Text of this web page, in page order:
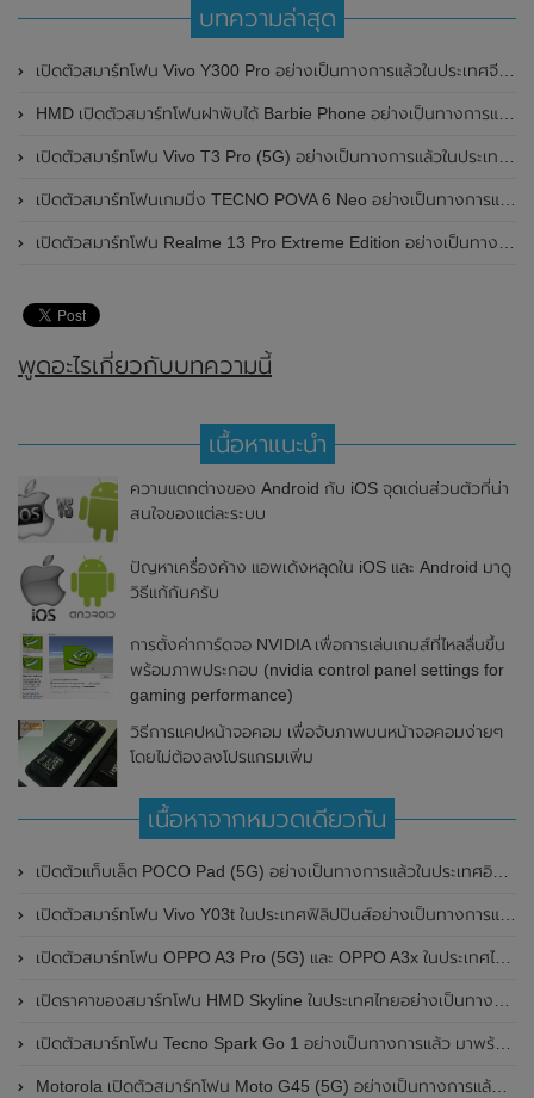
บทความล่าสุด
เปิดตัวสมาร์ทโฟน Vivo Y300 Pro อย่างเป็นทางการแล้วในประเทศจีน มาพร้อมดีไซน์พรีเมี่ยม ทนทาน และแบตเตอรี่สุดอึดขนาดใหญ่ 6,500mAh พร้อมรองรับการชาร์จไว 80W
HMD เปิดตัวสมาร์ทโฟนฝาพับได้ Barbie Phone อย่างเป็นทางการแล้ว มาพร้อมธีมสีชมพูสดใส
เปิดตัวสมาร์ทโฟน Vivo T3 Pro (5G) อย่างเป็นทางการแล้วในประเทศอินเดีย
เปิดตัวสมาร์ทโฟนเกมมิ่ง TECNO POVA 6 Neo อย่างเป็นทางการแล้วในประเทศไทย ในราคา 8,499 บาท
เปิดตัวสมาร์ทโฟน Realme 13 Pro Extreme Edition อย่างเป็นทางการแล้วในประเทศจีน
พูดอะไรเกี่ยวกับบทความนี้
เนื้อหาแนะนำ
ความแตกต่างของ Android กับ iOS จุดเด่นส่วนตัวที่น่า
สนใจของแต่ละระบบ
ปัญหาเครื่องค้าง แอพเด้งหลุดใน iOS และ Android มาดู
วิธีแก้กันครับ
การตั้งค่าการ์ดจอ NVIDIA เพื่อการเล่นเกมส์ที่ไหลลื่นขึ้น
พร้อมภาพประกอบ (nvidia control panel settings for
gaming performance)
วิธีการแคปหน้าจอคอม เพื่อจับภาพบนหน้าจอคอมง่ายๆ
โดยไม่ต้องลงโปรแกรมเพิ่ม
เนื้อหาจากหมวดเดียวกัน
เปิดตัวแท็บเล็ต POCO Pad (5G) อย่างเป็นทางการแล้วในประเทศอินเดีย มาพร้อมชิปเซ็ต Snapdragon 7s Gen 2 ของ Qualcomm และรองรับเครือข่าย 5G
เปิดตัวสมาร์ทโฟน Vivo Y03t ในประเทศฟิลิปปินส์อย่างเป็นทางการแล้ว มาพร้อมชิปเซ็ต Unisoc T612 , กล้องหลัง ความละเอียด 13MP , แบตเตอรี่ 5,000mAh และหน้าจอแสดงผล LCD / 90Hz
เปิดตัวสมาร์ทโฟน OPPO A3 Pro (5G) และ OPPO A3x ในประเทศไทยอย่างเป็นทางการแล้ว ในราคาเริ่มต้นเพียง 3,999 บาท
เปิดราคาของสมาร์ทโฟน HMD Skyline ในประเทศไทยอย่างเป็นทางการแล้ว ราคา 14,990 บาท
เปิดตัวสมาร์ทโฟน Tecno Spark Go 1 อย่างเป็นทางการแล้ว มาพร้อมหน้าจอแสดงผล LCD / 120Hz , แบตเตอรี่ 5,000mAh และใช้ชิปเซ็ต Unisoc
Motorola เปิดตัวสมาร์ทโฟน Moto G45 (5G) อย่างเป็นทางการแล้วในอินเดีย